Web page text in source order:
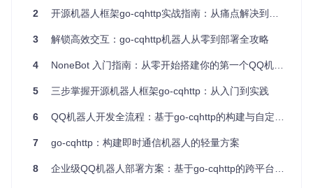
反向HTTP
POST
实时通知
低延迟，资源
占用少
群消息实时
处理
ocket
求
少握手
器人
反向WebS
ocket
服务端主
动推送
高可靠性，自
动重连
状态监控系
统
验证小技巧
：启动服务后，通过curl命令快速测试HTTP API连
通性：
curl "http://127.0.0.1:5700/get_version_info"
2 开源机器人框架go-cqhttp实战指南：从痛点解决到场景落地
3 解锁高效交互：go-cqhttp机器人从零到部署全攻略
4 NoneBot 入门指南：从零开始搭建你的第一个QQ机器人
5 三步掌握开源机器人框架go-cqhttp：从入门到实践
6 QQ机器人开发全流程：基于go-cqhttp的构建与自定义指南
7 go-cqhttp：构建即时通信机器人的轻量方案
8 企业级QQ机器人部署方案：基于go-cqhttp的跨平台IM自动化工具实现指南